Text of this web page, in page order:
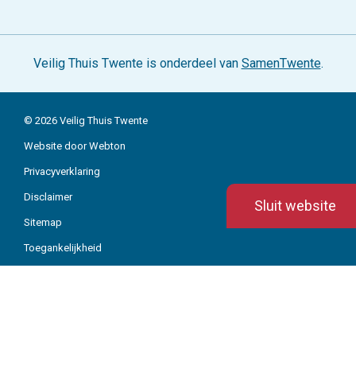
Organisatie
Actueel
Werken bij
Veilig Thuis Twente is onderdeel van SamenTwente.
© 2026 Veilig Thuis Twente
Website door Webton
Privacyverklaring
Disclaimer
Sitemap
Toegankelijkheid
Sluit website